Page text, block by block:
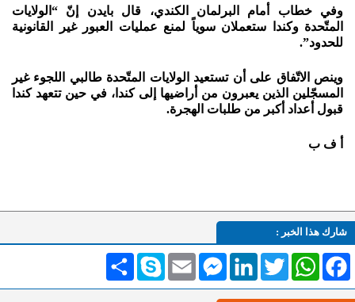
وفي خطاب أمام البرلمان الكندي، قال بايدن إنّ “الولايات
المتّحدة وكندا ستعملان سوياً لمنع عمليات العبور غير القانونية
للحدود”.
وينص الاتّفاق على أن تستعيد الولايات المتّحدة طالبي اللجوء غير
المسجّلين الذين يعبرون من أراضيها إلى كندا، في حين تتعهد كندا
قبول أعداد أكبر من طلبات الهجرة.
أ ف ب
شارك هذا الخبر :
انشر Skype Email
MessengerLinkedInTwitterWhatsAppFacebook